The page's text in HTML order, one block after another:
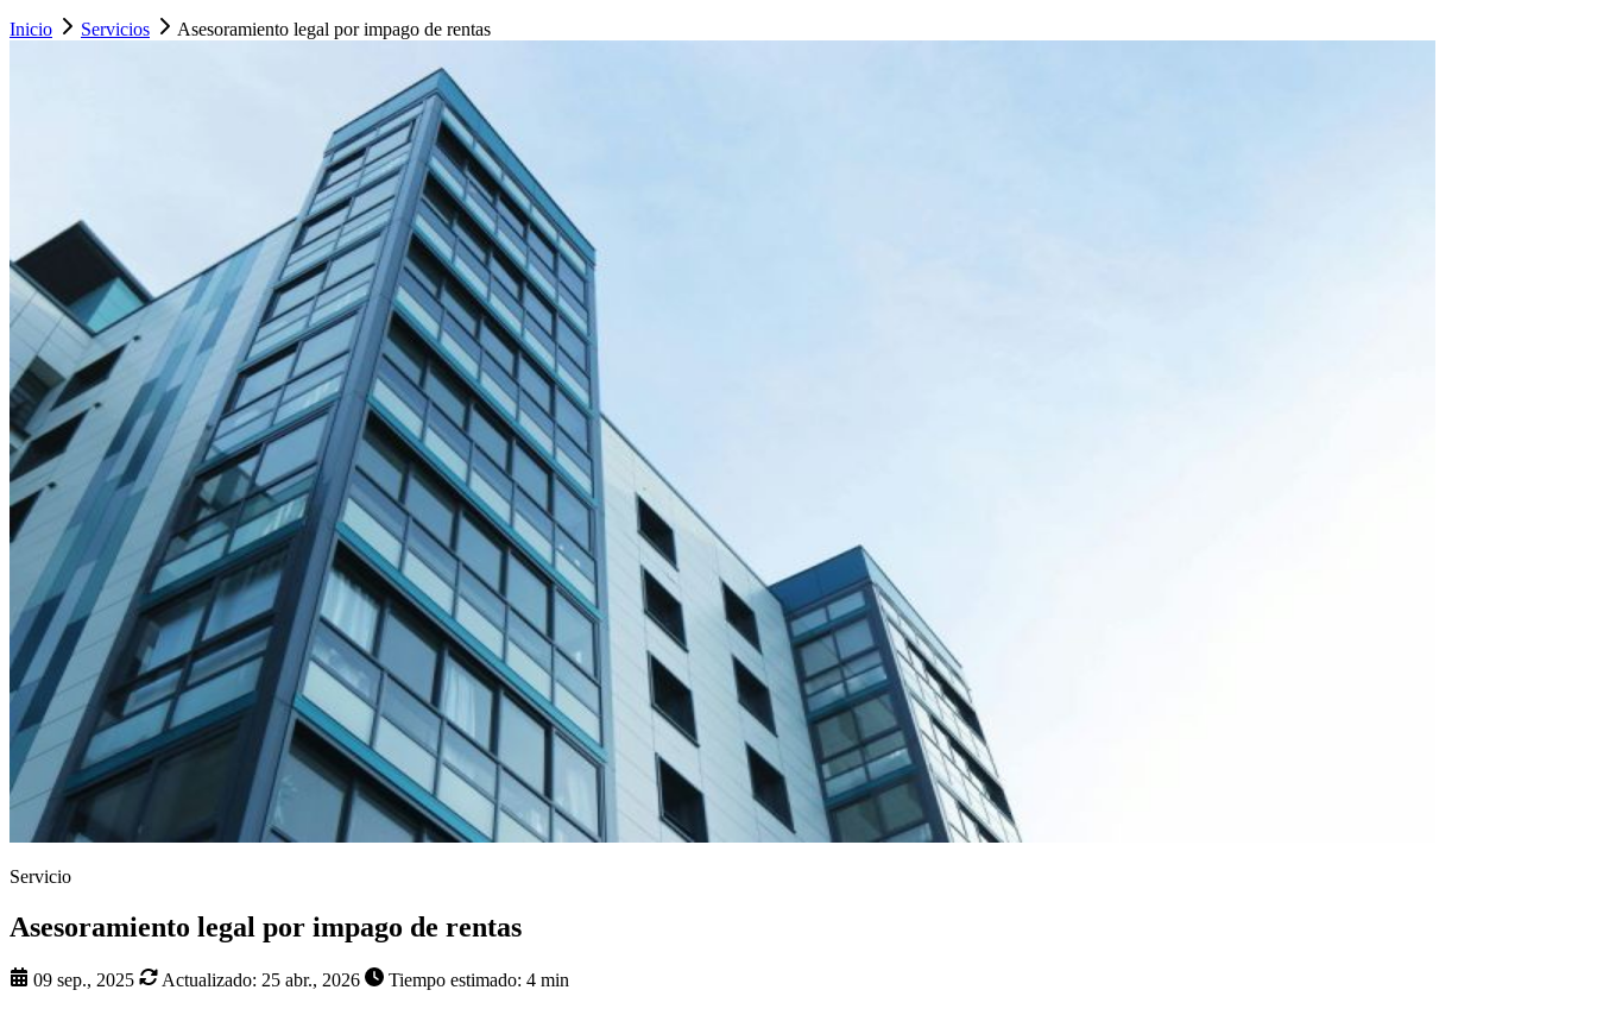
Inicio Servicios Asesoramiento legal por impago de rentas
Servicio
Asesoramiento legal por impago de rentas
09 sep., 2025 Actualizado: 25 abr., 2026
Tiempo estimado: 4 min